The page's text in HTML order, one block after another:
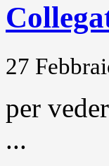
27
per
...